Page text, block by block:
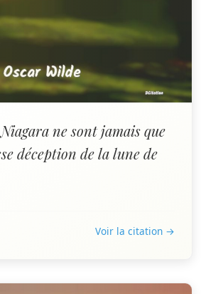
ne sont jamais que
déception de la lune de
Voir la citation →